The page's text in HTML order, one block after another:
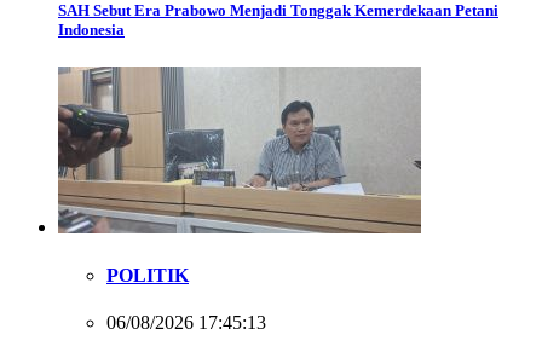
SAH Sebut Era Prabowo Menjadi Tonggak Kemerdekaan Petani
Indonesia
POLITIK
06/08/2026 17:45:13